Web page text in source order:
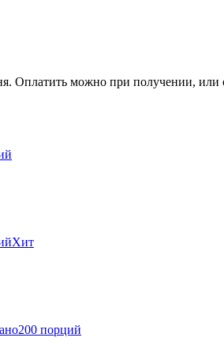
Оплатить можно при получении, или
Хит
200 порций